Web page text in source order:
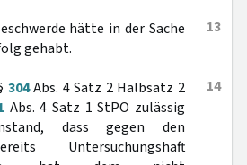
13
hätte in der Sache
gehabt.
14
304Abs. 4 Satz 2 Halbsatz 2
Abs. 4 Satz 1 StPO zulässig
dass gegen den
Untersuchungshaft